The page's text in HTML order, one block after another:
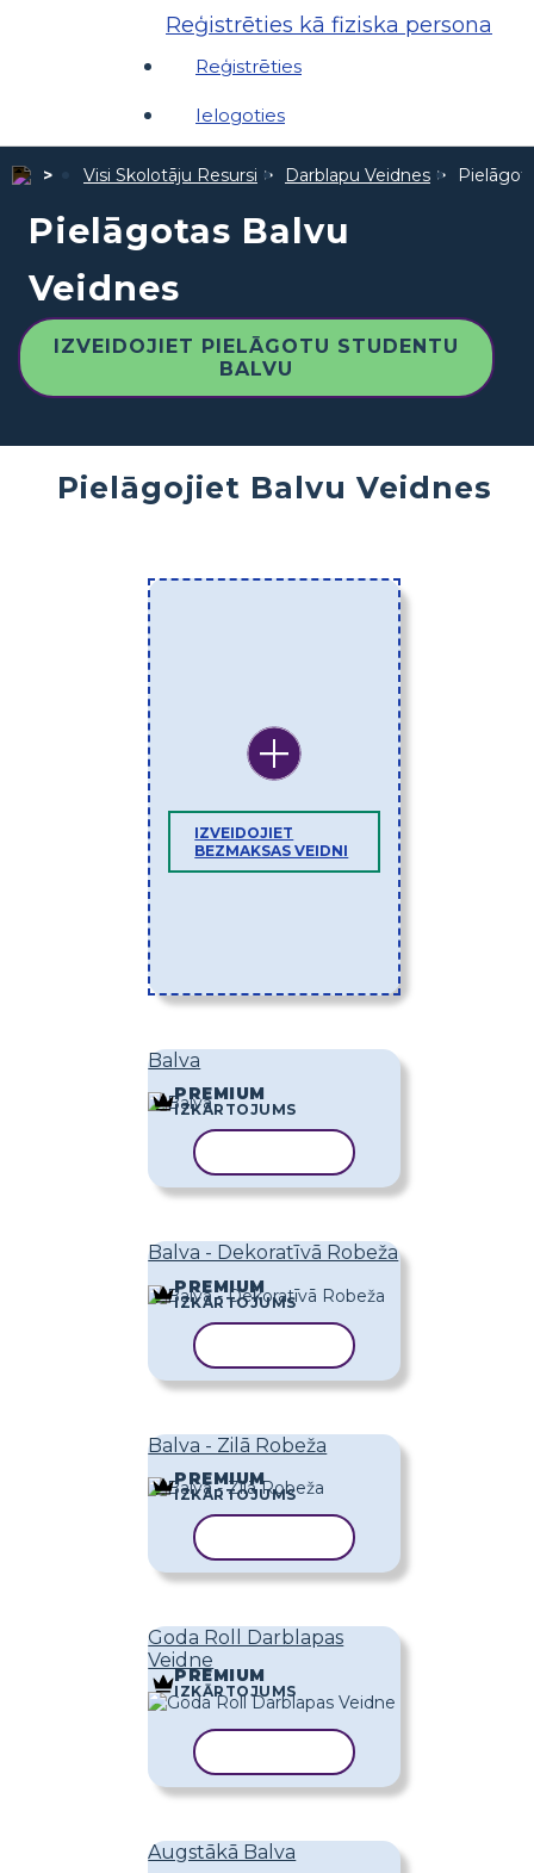
Reģistrēties kā fiziska persona
Reģistrēties
Ielogoties
Visi Skolotāju Resursi Darblapu Veidnes
Pielāgotas Balvu
Veidnes
IZVEIDOJIET PIELĀGOTU STUDENTU
BALVU
Pielāgojiet Balvu Veidnes
IZVEIDOJIET
BEZMAKSAS VEIDNI
Balva
PREMIUM
IZKĀRTOJUMS
Balva - Dekoratīvā Robeža
PREMIUM
IZKĀRTOJUMS
Balva - Zilā Robeža
PREMIUM
IZKĀRTOJUMS
Goda Roll Darblapas
Veidne
PREMIUM
IZKĀRTOJUMS
Augstākā Balva